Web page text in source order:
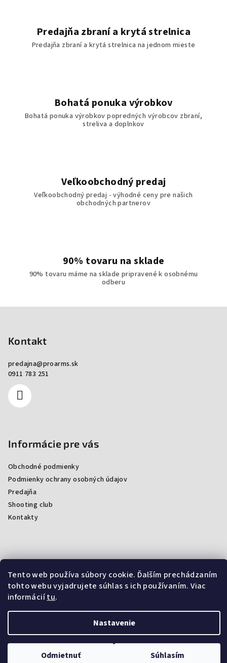
Tento web používa súbory cookie. Ďalším prechádzaním
tohto webu vyjadrujete súhlas s ich používaním. Viac
informáciítu.
Nastavenie
Odmietnuť Súhlasím
Predajňa zbraní a krytá strelnica
Predajňa zbraní a krytá strelnica na jednom mieste
Bohatá ponuka výrobkov
Bohatá ponuka výrobkov popredných výrobcov zbraní,
streliva a doplnkov
Veľkoobchodný predaj
Veľkoobchodný predaj - výhodné ceny pre našich
obchodných partnerov
90% tovaru na sklade
90% tovaru máme na sklade pripravené k osobnému
odberu
Kontakt
predajna@proarms.sk
0911 783 251
Informácie pre vás
Obchodné podmienky
Podmienky ochrany osobných údajov
Predajňa
Shooting club
Kontakty
Facebook
ProArmsSK. Všetky práva vyhradené.
nastavenie cookies